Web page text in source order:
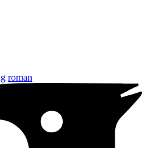
roman